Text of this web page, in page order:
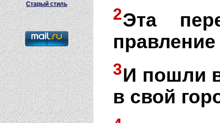
Старый стиль
2Эта
3И пошли
в свой